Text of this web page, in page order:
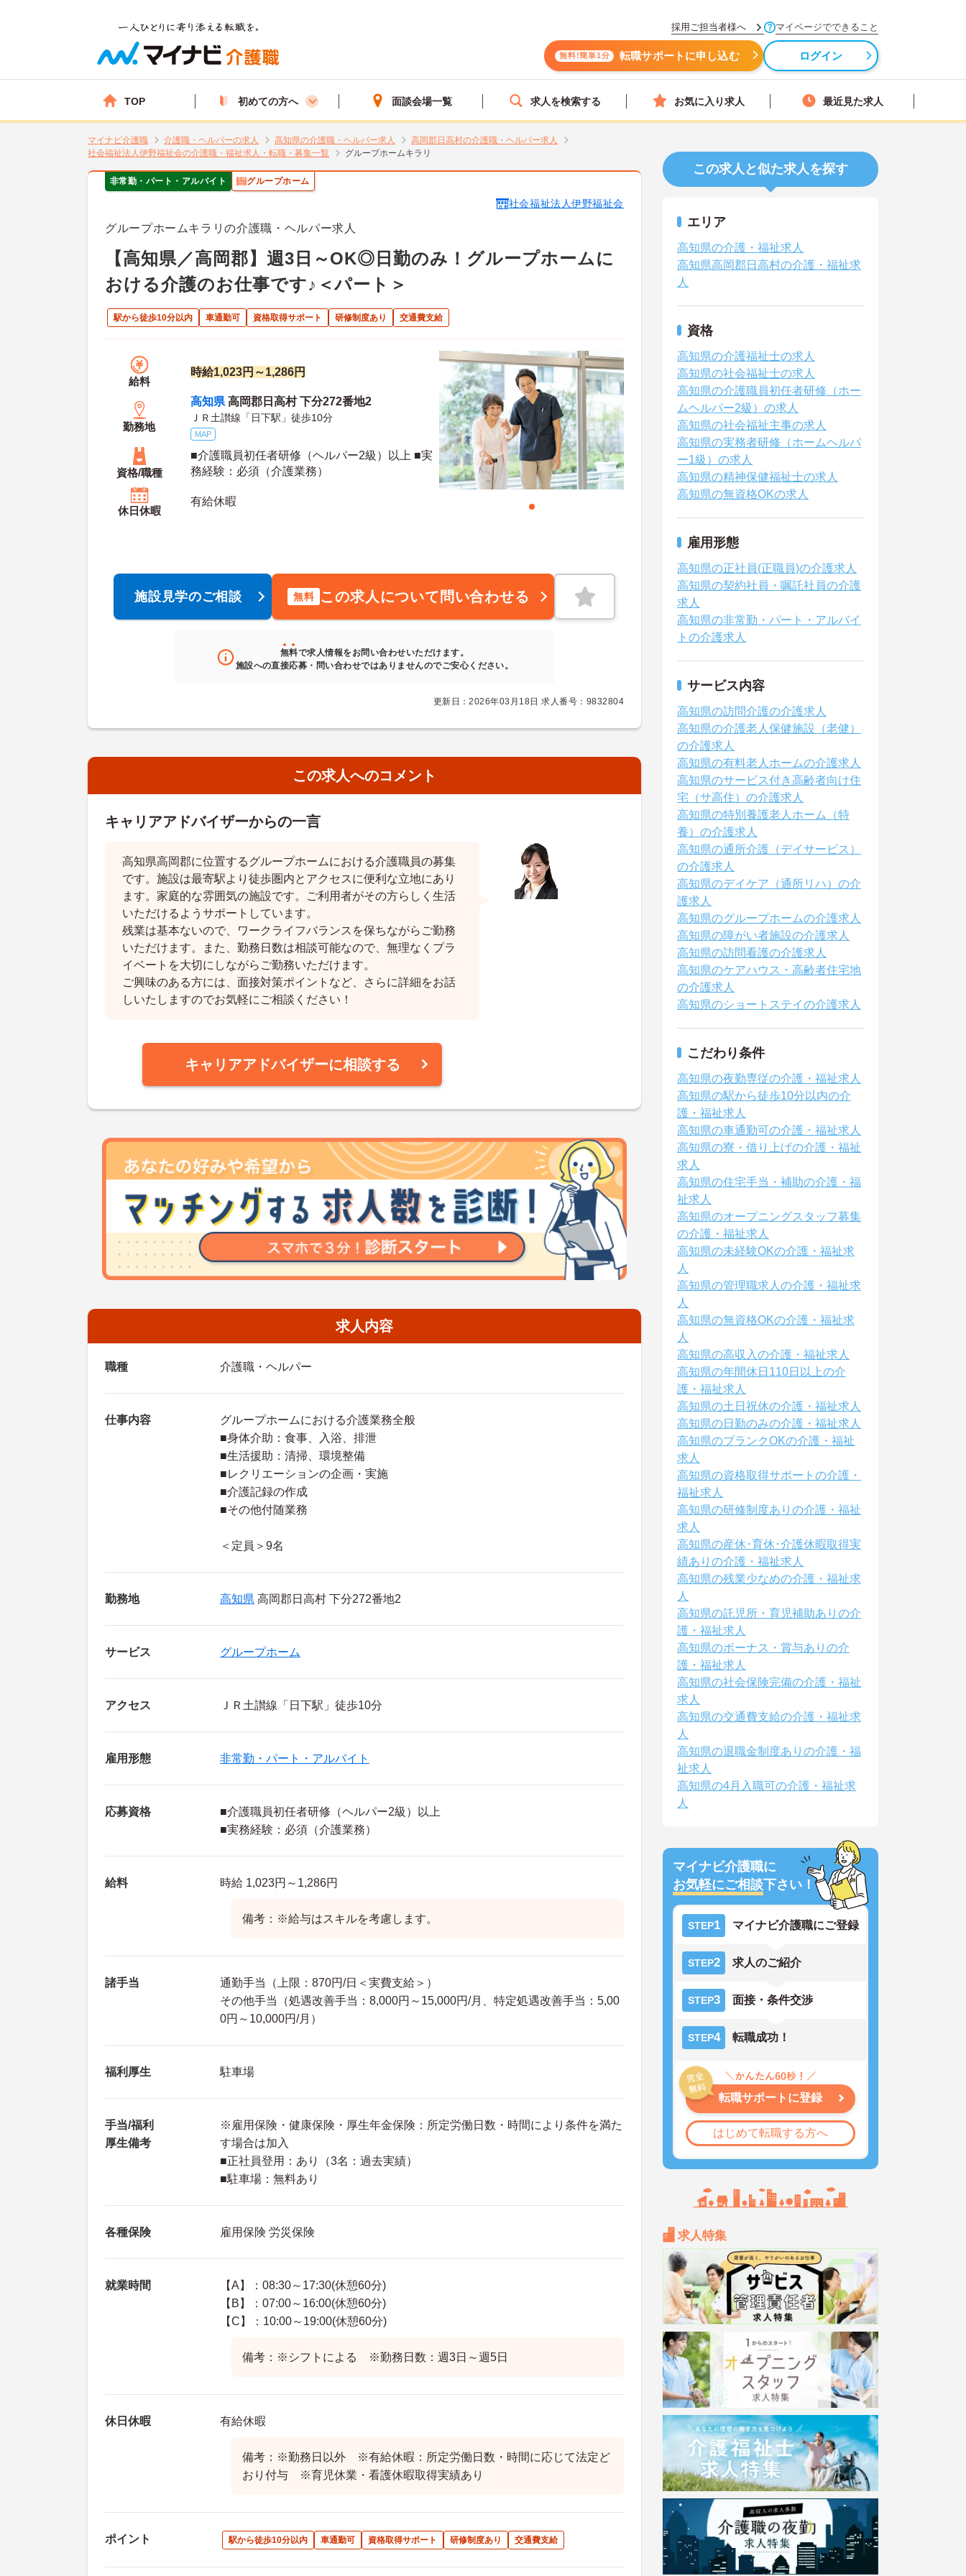
採用ご担当者様へ マイページでできること
無料!簡単1分 転職サポートに申し込む ログイン
TOP 初めての方へ 面談会場一覧 求人を検索する お気に入り求人 最近見た求人
マイナビ介護職 介護職・ヘルパーの求人 高知県の介護職・ヘルパー求人
高岡郡日高村の介護職・ヘルパー求人
社会福祉法人伊野福祉会の介護職・福祉求人・転職・募集一覧
グループホームキラリ
非常勤・パート・アルバイト グループホーム
社会福祉法人伊野福祉会
グループホームキラリの介護職・ヘルパー求人
【高知県／高岡郡】週3日～OK◎日勤のみ！グループホームに
おける介護のお仕事です♪＜パート＞
駅から徒歩10分以内 車通勤可 資格取得サポート 研修制度あり 交通費支給
給料
時給1,023円～1,286円
勤務地
高知県 高岡郡日高村 下分272番地2
ＪＲ土讃線「日下駅」徒歩10分
MAP
資格/職種
■介護職員初任者研修（ヘルパー2級）以上 ■実
務経験：必須（介護業務）
休日休暇
有給休暇
施設見学のご相談 無料 この求人について問い合わせる
無料で求人情報をお問い合わせいただけます。
施設への直接応募・問い合わせではありませんのでご安心ください。
更新日：2026年03月18日 求人番号：9832804
この求人へのコメント
キャリアアドバイザーからの一言
高知県高岡郡に位置するグループホームにおける介護職員の募集
です。施設は最寄駅より徒歩圏内とアクセスに便利な立地にあり
ます。家庭的な雰囲気の施設です。ご利用者がその方らしく生活
いただけるようサポートしています。
残業は基本ないので、ワークライフバランスを保ちながらご勤務
いただけます。また、勤務日数は相談可能なので、無理なくプラ
イベートを大切にしながらご勤務いただけます。
ご興味のある方には、面接対策ポイントなど、さらに詳細をお話
しいたしますのでお気軽にご相談ください！
キャリアアドバイザーに相談する
求人内容
職種 介護職・ヘルパー
仕事内容
グループホームにおける介護業務全般
■身体介助：食事、入浴、排泄
■生活援助：清掃、環境整備
■レクリエーションの企画・実施
■介護記録の作成
■その他付随業務
＜定員＞9名
勤務地 高知県 高岡郡日高村 下分272番地2
サービス グループホーム
アクセス ＪＲ土讃線「日下駅」徒歩10分
雇用形態 非常勤・パート・アルバイト
応募資格
■介護職員初任者研修（ヘルパー2級）以上
■実務経験：必須（介護業務）
給料 時給 1,023円～1,286円
備考：※給与はスキルを考慮します。
諸手当
通勤手当（上限：870円/日＜実費支給＞）
その他手当（処遇改善手当：8,000円～15,000円/月、特定処遇改善手当：5,00
0円～10,000円/月）
福利厚生 駐車場
手当/福利
厚生備考
※雇用保険・健康保険・厚生年金保険：所定労働日数・時間により条件を満た
す場合は加入
■正社員登用：あり（3名：過去実績）
■駐車場：無料あり
各種保険 雇用保険 労災保険
就業時間
【A】：08:30～17:30(休憩60分)
【B】：07:00～16:00(休憩60分)
【C】：10:00～19:00(休憩60分)
備考：※シフトによる ※勤務日数：週3日～週5日
休日休暇 有給休暇
備考：※勤務日以外 ※有給休暇：所定労働日数・時間に応じて法定ど
おり付与 ※育児休業・看護休暇取得実績あり
ポイント 駅から徒歩10分以内 車通勤可 資格取得サポート 研修制度あり 交通費支給
この求人と似た求人を探す
エリア
高知県の介護・福祉求人
高知県高岡郡日高村の介護・福祉求
人
資格
高知県の介護福祉士の求人
高知県の社会福祉士の求人
高知県の介護職員初任者研修（ホー
ムヘルパー2級）の求人
高知県の社会福祉主事の求人
高知県の実務者研修（ホームヘルパ
ー1級）の求人
高知県の精神保健福祉士の求人
高知県の無資格OKの求人
雇用形態
高知県の正社員(正職員)の介護求人
高知県の契約社員・嘱託社員の介護
求人
高知県の非常勤・パート・アルバイ
トの介護求人
サービス内容
高知県の訪問介護の介護求人
高知県の介護老人保健施設（老健）
の介護求人
高知県の有料老人ホームの介護求人
高知県のサービス付き高齢者向け住
宅（サ高住）の介護求人
高知県の特別養護老人ホーム（特
養）の介護求人
高知県の通所介護（デイサービス）
の介護求人
高知県のデイケア（通所リハ）の介
護求人
高知県のグループホームの介護求人
高知県の障がい者施設の介護求人
高知県の訪問看護の介護求人
高知県のケアハウス・高齢者住宅地
の介護求人
高知県のショートステイの介護求人
こだわり条件
高知県の夜勤専従の介護・福祉求人
高知県の駅から徒歩10分以内の介
護・福祉求人
高知県の車通勤可の介護・福祉求人
高知県の寮・借り上げの介護・福祉
求人
高知県の住宅手当・補助の介護・福
祉求人
高知県のオープニングスタッフ募集
の介護・福祉求人
高知県の未経験OKの介護・福祉求
人
高知県の管理職求人の介護・福祉求
人
高知県の無資格OKの介護・福祉求
人
高知県の高収入の介護・福祉求人
高知県の年間休日110日以上の介
護・福祉求人
高知県の土日祝休の介護・福祉求人
高知県の日勤のみの介護・福祉求人
高知県のブランクOKの介護・福祉
求人
高知県の資格取得サポートの介護・
福祉求人
高知県の研修制度ありの介護・福祉
求人
高知県の産休･育休･介護休暇取得実
績ありの介護・福祉求人
高知県の残業少なめの介護・福祉求
人
高知県の託児所・育児補助ありの介
護・福祉求人
高知県のボーナス・賞与ありの介
護・福祉求人
高知県の社会保険完備の介護・福祉
求人
高知県の交通費支給の介護・福祉求
人
高知県の退職金制度ありの介護・福
祉求人
高知県の4月入職可の介護・福祉求
人
マイナビ介護職に
お気軽にご相談下さい！
STEP1 マイナビ介護職にご登録
STEP2 求人のご紹介
STEP3 面接・条件交渉
STEP4 転職成功！
転職サポートに登録
はじめて転職する方へ
求人特集